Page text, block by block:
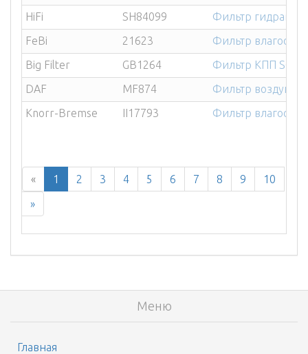
HiFi
SH84099
Фильтр
FeBi
21623
Фильтр
Big Filter
GB1264
Фильтр КПП
DAF
MF874
Фильтр
Knorr-Bremse
II17793 Фильтр
« 1 2 3 4 5 6 7 8 9
10
»
Меню
Главная